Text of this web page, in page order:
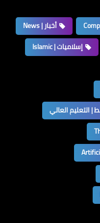
أخبار | News
إسلاميات | Islamic
| التعليم العالي